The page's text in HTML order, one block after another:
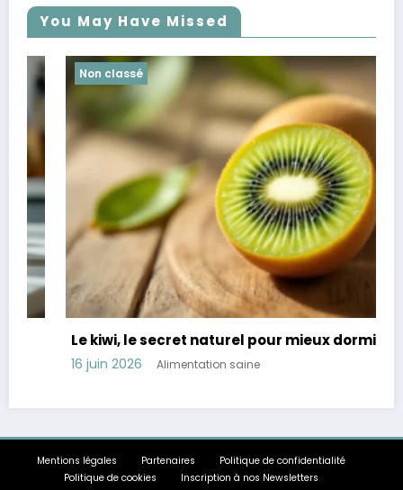
You May Have Missed
Non classé
Le kiwi, le secret naturel pour mieux dormir
16 juin 2026 Alimentation saine
Mentions légales Partenaires
Politique de confidentialité
Politique de cookies
Inscription à nos Newsletters